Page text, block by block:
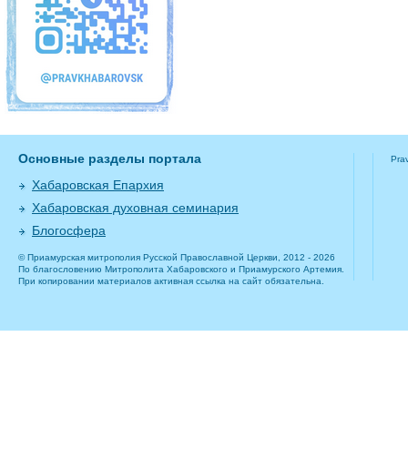
Основные разделы портала
Хабаровская Епархия
Хабаровская духовная семинария
Блогосфера
© Приамурская митрополия Русской Православной Церкви, 2012 - 2026
По благословению Митрополита Хабаровского и Приамурского Артемия.
При копировании материалов активная ссылка на сайт обязательна.